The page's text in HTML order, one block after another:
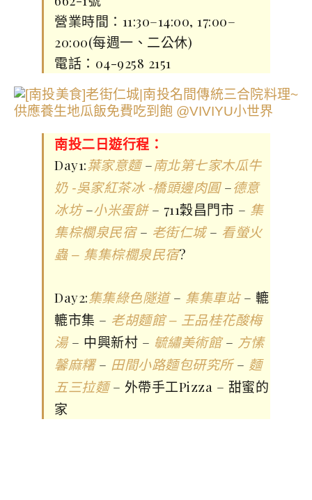
營業時間：11:30–14:00, 17:00–
20:00(每週一、二公休)
電話：04-9258 2151
南投二日遊行程：
Day1:葉家意麵–南北第七家木瓜牛
奶 -吳家紅茶冰 -橋頭邊肉圓–德意
冰坊–小米蛋餅– 711穀昌門市 – 集
集棕櫚泉民宿– 老街仁城– 看螢火
蟲 – 集集棕櫚泉民宿?
Day2:集集綠色隧道– 集集車站– 轆
轆市集 – 老胡麵館 – 王品桂花酸梅
湯– 中興新村 – 毓繡美術館– 方愫
馨麻糬– 田間小路麵包研究所– 麵
五三拉麵– 外帶手工Pizza – 甜蜜的
家